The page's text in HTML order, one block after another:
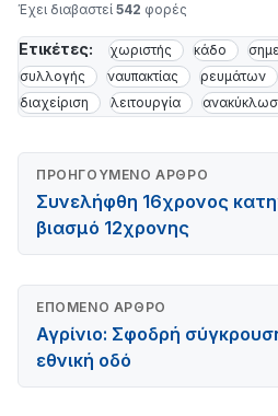
Έχει διαβαστεί 542 φορές
Ετικέτες: χωριστής κάδο
συλλογής
ναυπακτίας ρευμάτων
διαχείριση
λειτουργία
ΠΡΟΗΓΟΎΜΕΝΟ ΆΡΘΡΟ
Συνελήφθη 16χρονος
βιασμό 12χρονης
ΕΠΌΜΕΝΟ ΆΡΘΡΟ
Αγρίνιο: Σφοδρή
εθνική οδό